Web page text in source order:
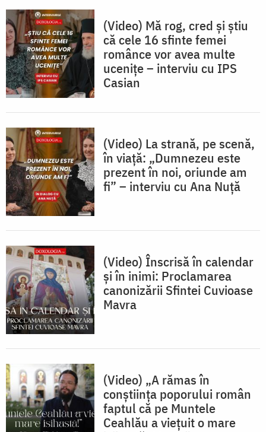
(Video) Mă rog, cred și știu
că cele 16 sfinte femei
românce vor avea multe
ucenițe – interviu cu IPS
Casian
(Video) La strană, pe scenă,
în viață: „Dumnezeu este
prezent în noi, oriunde am
fi” – interviu cu Ana Nuță
(Video) Înscrisă în calendar
și în inimi: Proclamarea
canonizării Sfintei Cuvioase
Mavra
(Video) „A rămas în
conștiința poporului român
faptul că pe Muntele
Ceahlău a viețuit o mare